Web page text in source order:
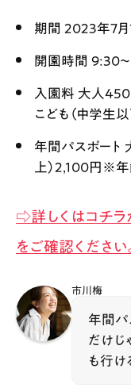
期間 2023年7月
開園時間 9:30
入園料 大人
こども（中学生
年間パスポート
上）2,100円※
⇨詳しくはコチラ
をご確認ください
市川梅
年間パ
だけじ
も行け